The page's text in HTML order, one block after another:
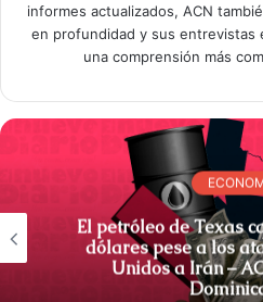
informes actualizados, ACN
en profundidad y sus entrevistas
una comprensión más
El petróleo de Texas
dólares pese a los
Unidos a Irán –